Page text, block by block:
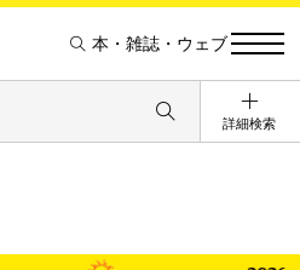
本・雑誌・ウェブ
詳細検索